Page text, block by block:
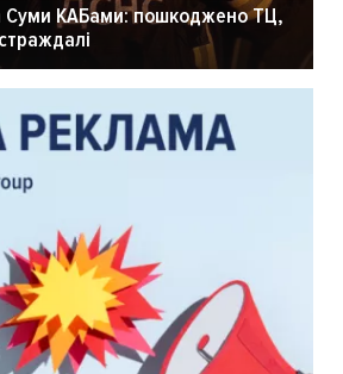
Суми КАБами: пошкоджено ТЦ,